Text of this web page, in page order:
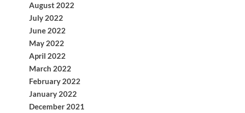
August 2022
July 2022
June 2022
May 2022
April 2022
March 2022
February 2022
January 2022
December 2021